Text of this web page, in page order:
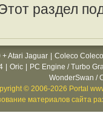
раздел
+ Atari Jaguar
Coleco
Oric
PC Engine / Turbo
WonderSwan /
© 2006-2026 Portal
материалов сайта